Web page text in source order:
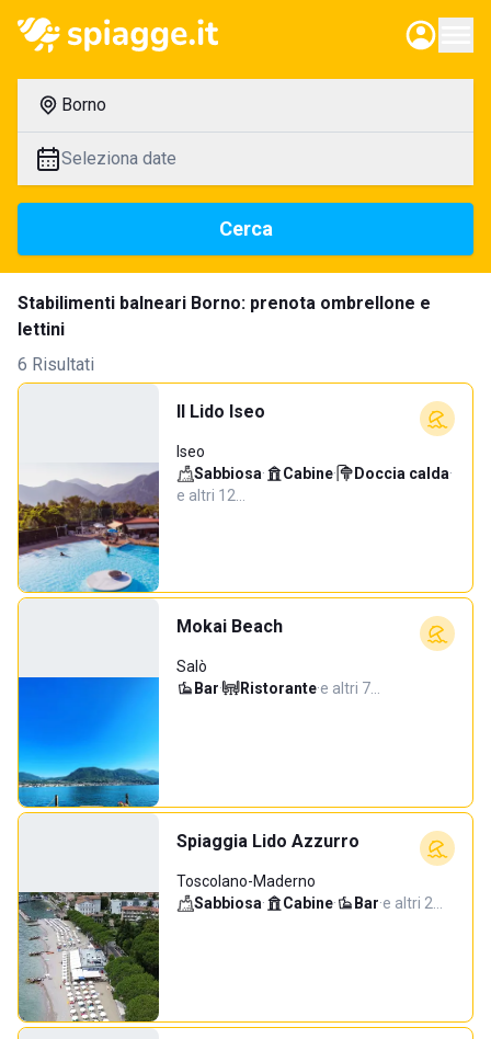
Borno
Seleziona date
Cerca
Stabilimenti balneari Borno: prenota ombrellone e
lettini
6 Risultati
Il Lido Iseo
Iseo
Sabbiosa· Cabine· Doccia calda·
e altri 12…
Mokai Beach
Salò
Bar· Ristorante·e altri 7…
Spiaggia Lido Azzurro
Toscolano-Maderno
Sabbiosa· Cabine· Bar·e altri 2…